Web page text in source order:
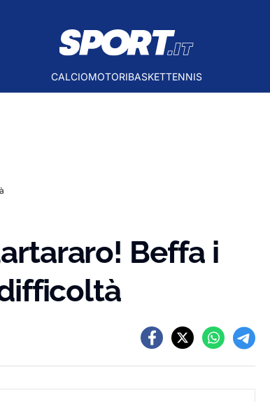
CALCIOMOTORIBASKETTENNIS
Beffa i